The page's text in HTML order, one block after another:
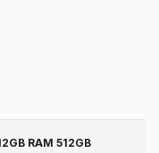
RAM 512GB